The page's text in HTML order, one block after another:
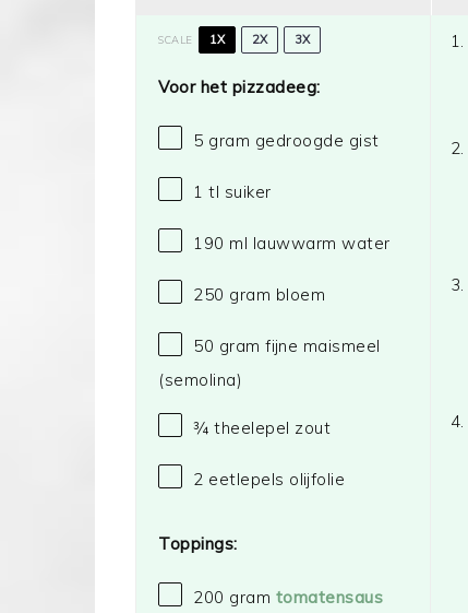
SCALE 1X 2X 3X
Voor het pizzadeeg:
5 gram gedroogde gist
1 tl suiker
190 ml lauwwarm water
250 gram bloem
50 gram fijne maismeel
(semolina)
¾ theelepel zout
2 eetlepels olijfolie
Toppings:
200 gram tomatensaus